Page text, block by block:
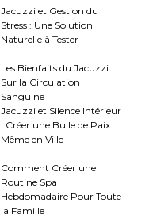
Jacuzzi et Gestion du
Stress : Une Solution
Naturelle à Tester
Les Bienfaits du Jacuzzi
Sur la Circulation
Sanguine
Jacuzzi et Silence Intérieur
: Créer une Bulle de Paix
Même en Ville
Comment Créer une
Routine Spa
Hebdomadaire Pour Toute
la Famille